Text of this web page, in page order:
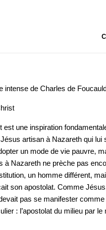
intense de Charles de
est une inspiration
Jésus artisan à Nazareth qui
un mode de vie pauvre,
à Nazareth ne prèche pas
un homme différent,
son apostolat. Comme
pas se manifester
: l’apostolat du milieu par